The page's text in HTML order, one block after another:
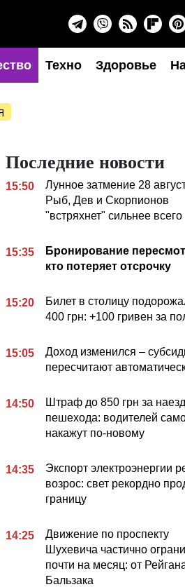
Техно Здоровье
Последние новости
15:50
Лунное затмение 28
Рыб, Дев и Скорпионов
"встряхнет" сильнее всего
15:35
Бронирование
кто потеряет отсрочку
15:20
Билет в столицу
400 грн: +100 гривен за
15:05
Доход изменился –
пересчитают
14:50
Штраф до 850 грн за
пешехода: водителей
накажут по-новому
14:35
Экспорт электроэнергии
возрос: свет рекордно
границу
14:25
Движение по проспекту
Шухевича частично
почти на месяц: от
Бальзака